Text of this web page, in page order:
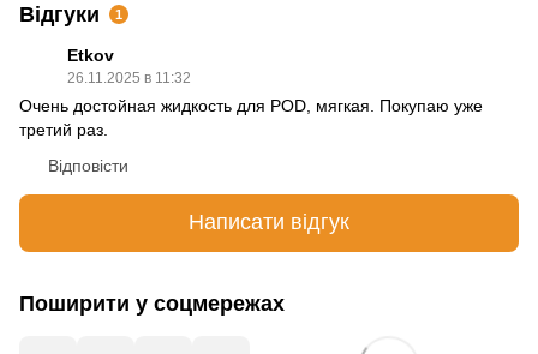
Відгуки 1
Etkov
26.11.2025 в 11:32
Очень достойная жидкость для POD, мягкая. Покупаю уже
третий раз.
Відповісти
Написати відгук
Поширити у соцмережах